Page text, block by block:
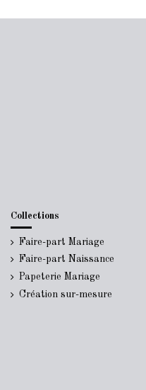
Collections
Faire-part Mariage
Faire-part Naissance
Papeterie Mariage
Création sur-mesure